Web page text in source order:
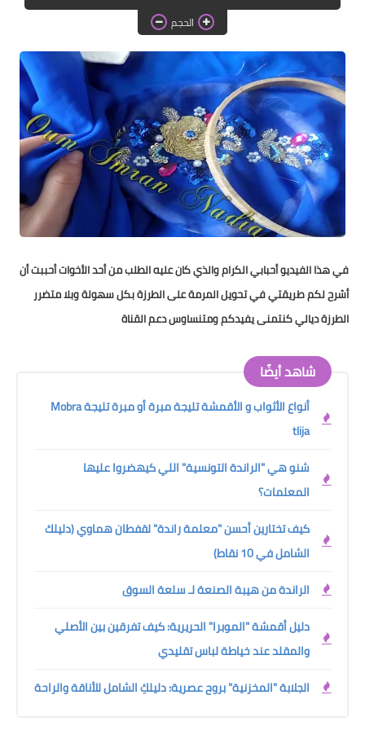
دروس الراندة للمبتدئات
اللباس التقليدي
الحجم
الطرزة ديالي كنتمنى يفيدكم ومتنساوس دعم القناة﻿
شاهد أيضًا
أنواع الأثواب و الأقمشة تليجة مبرة أو مبرة تليجة Mobra
tlija
شنو هي "الراندة التونسية" اللي كيهضروا عليها
المعلمات؟
كيف تختارين أحسن "معلمة راندة" لقفطان هماوي (دليلك
الشامل في 10 نقاط)
الراندة من هيبة الصنعة لـ سلعة السوق
دليل أقمشة "الموبرا" الحريرية: كيف تفرقين بين الأصلي
والمقلد عند خياطة لباس تقليدي
الجلابة "المخزنية" بروح عصرية: دليلكِ الشامل للأناقة والراحة